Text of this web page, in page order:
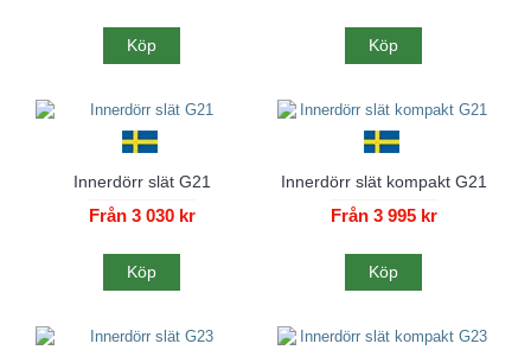
Köp Köp
Innerdörr slät G21
Från 3 030 kr
Köp
Innerdörr slät kompakt G21
Från 3 995 kr
Köp